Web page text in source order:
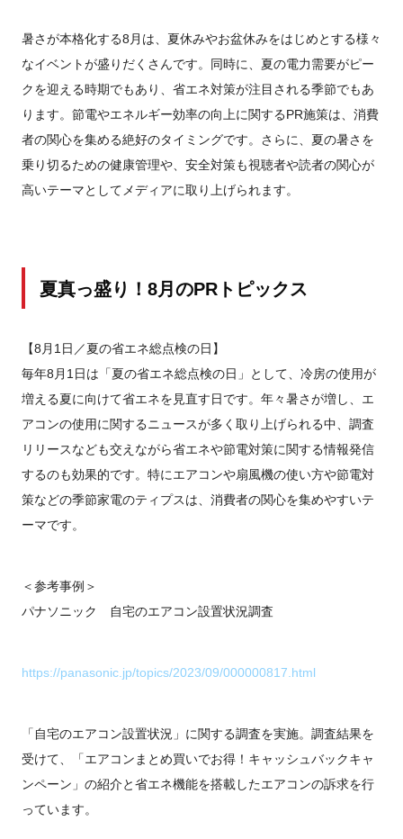
暑さが本格化する8月は、夏休みやお盆休みをはじめとする様々
なイベントが盛りだくさんです。同時に、夏の電力需要がピー
クを迎える時期でもあり、省エネ対策が注目される季節でもあ
ります。節電やエネルギー効率の向上に関するPR施策は、消費
者の関心を集める絶好のタイミングです。さらに、夏の暑さを
乗り切るための健康管理や、安全対策も視聴者や読者の関心が
高いテーマとしてメディアに取り上げられます。
夏真っ盛り！8月のPRトピックス
【8月1日／夏の省エネ総点検の日】
毎年8月1日は「夏の省エネ総点検の日」として、冷房の使用が
増える夏に向けて省エネを見直す日です。年々暑さが増し、エ
アコンの使用に関するニュースが多く取り上げられる中、調査
リリースなども交えながら省エネや節電対策に関する情報発信
するのも効果的です。特にエアコンや扇風機の使い方や節電対
策などの季節家電のティプスは、消費者の関心を集めやすいテ
ーマです。
＜参考事例＞
パナソニック 自宅のエアコン設置状況調査
https://panasonic.jp/topics/2023/09/000000817.html
「自宅のエアコン設置状況」に関する調査を実施。調査結果を
受けて、「エアコンまとめ買いでお得！キャッシュバックキャ
ンペーン」の紹介と省エネ機能を搭載したエアコンの訴求を行
っています。